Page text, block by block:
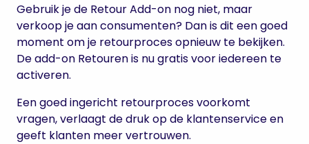
Gebruik je de Retour Add-on nog niet, maar
verkoop je aan consumenten? Dan is dit een goed
moment om je retourproces opnieuw te bekijken.
De add-on Retouren is nu gratis voor iedereen te
activeren.
Een goed ingericht retourproces voorkomt
vragen, verlaagt de druk op de klantenservice en
geeft klanten meer vertrouwen.